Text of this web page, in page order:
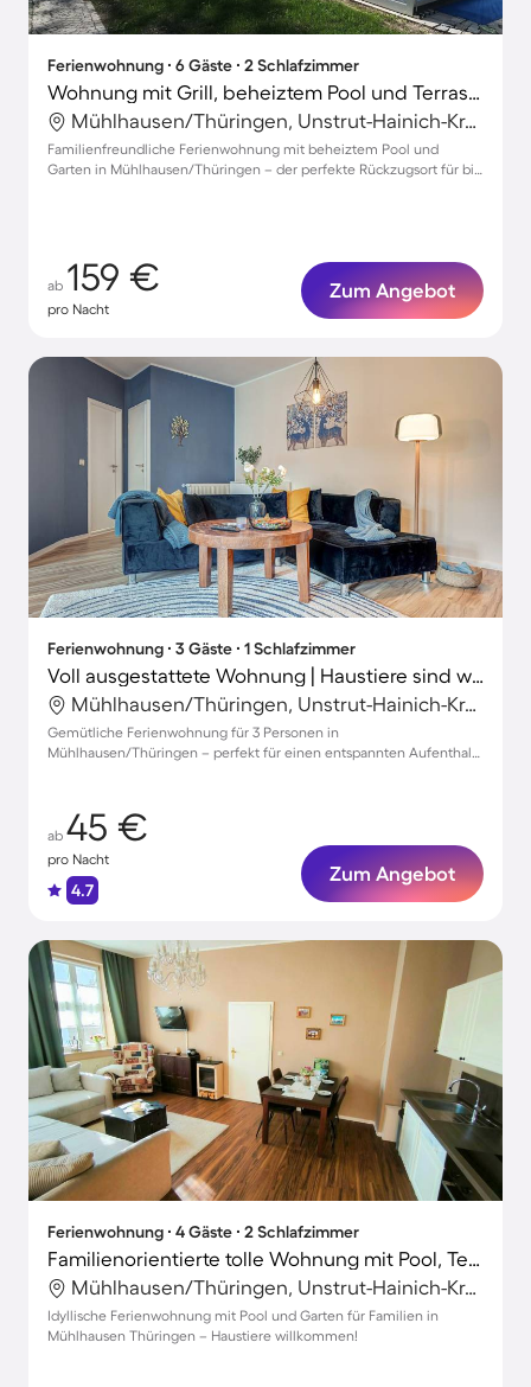
Ferienwohnung ∙ 6 Gäste ∙ 2 Schlafzimmer
Wohnung mit Grill, beheiztem Pool und Terrasse
Mühlhausen/Thüringen, Unstrut-Hainich-Kreis, Deutschland
Familienfreundliche Ferienwohnung mit beheiztem Pool und
Garten in Mühlhausen/Thüringen – der perfekte Rückzugsort für bis
ab 159 €
pro Nacht
Zum Angebot
Ferienwohnung ∙ 3 Gäste ∙ 1 Schlafzimmer
Voll ausgestattete Wohnung | Haustiere sind willkommen
Mühlhausen/Thüringen, Unstrut-Hainich-Kreis, Deutschland
Gemütliche Ferienwohnung für 3 Personen in
Mühlhausen/Thüringen – perfekt für einen entspannten Aufenthalt
ab 45 €
pro Nacht
4.7
Zum Angebot
Ferienwohnung ∙ 4 Gäste ∙ 2 Schlafzimmer
Familienorientierte tolle Wohnung mit Pool, Terrasse und Grill | Gartenblick | Hunde erlaubt
Mühlhausen/Thüringen, Unstrut-Hainich-Kreis, Deutschland
Idyllische Ferienwohnung mit Pool und Garten für Familien in
Mühlhausen Thüringen – Haustiere willkommen!